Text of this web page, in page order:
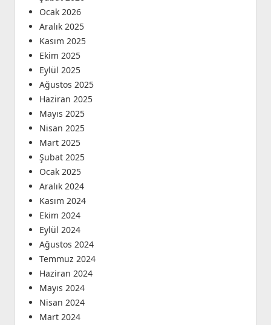
Ocak 2026
Aralık 2025
Kasım 2025
Ekim 2025
Eylül 2025
Ağustos 2025
Haziran 2025
Mayıs 2025
Nisan 2025
Mart 2025
Şubat 2025
Ocak 2025
Aralık 2024
Kasım 2024
Ekim 2024
Eylül 2024
Ağustos 2024
Temmuz 2024
Haziran 2024
Mayıs 2024
Nisan 2024
Mart 2024